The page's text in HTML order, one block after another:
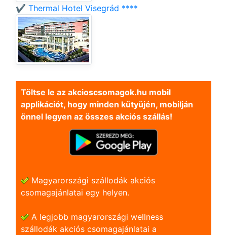
✔️ Thermal Hotel Visegrád ****
Töltse le az akcioscsomagok.hu mobil
applikációt, hogy minden kütyüjén, mobilján
önnel legyen az összes akciós szállás!
Magyarországi szállodák akciós
csomagajánlatai egy helyen.
A legjobb magyarországi wellness
szállodák akciós csomagajánlatai a